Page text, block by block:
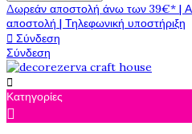
Δωρεάν αποστολή άνω των 39€* |
αποστολή | Τηλεφωνική υποστήριξη
 Σύνδεση
Σύνδεση

Κατηγορίες
